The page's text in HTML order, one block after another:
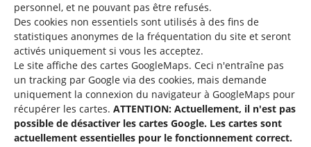
personnel, et ne pouvant pas être refusés.
Des cookies non essentiels sont utilisés à des fins de
statistiques anonymes de la fréquentation du site et seront
activés uniquement si vous les acceptez.
Le site affiche des cartes GoogleMaps. Ceci n'entraîne pas
un tracking par Google via des cookies, mais demande
uniquement la connexion du navigateur à GoogleMaps pour
récupérer les cartes. ATTENTION: Actuellement, il n'est pas
possible de désactiver les cartes Google. Les cartes sont
actuellement essentielles pour le fonctionnement correct.
Une offre du
Service national de la jeunesse